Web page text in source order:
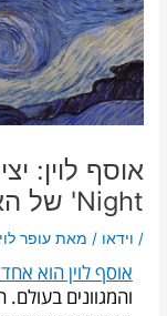
Night' של האמנית עדן אורבך עפרת
/ וידאו / מאתעופר
אוסף לוין הוא
והמגוונים